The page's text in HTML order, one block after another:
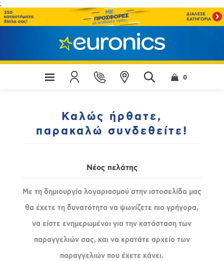
;
0
Καλώς ήρθατε,
παρακαλώ συνδεθείτε!
Νέος πελάτης
Με τη δημιουργία λογαριασμού στην ιστοσελίδα μας
θα έχετε τη δυνατότητα να ψωνίζετε πιο γρήγορα,
να είστε ενημερωμένοι για την κατάσταση των
παραγγελιών σας, και να κρατάτε αρχείο των
παραγγελιών που έχετε κάνει.